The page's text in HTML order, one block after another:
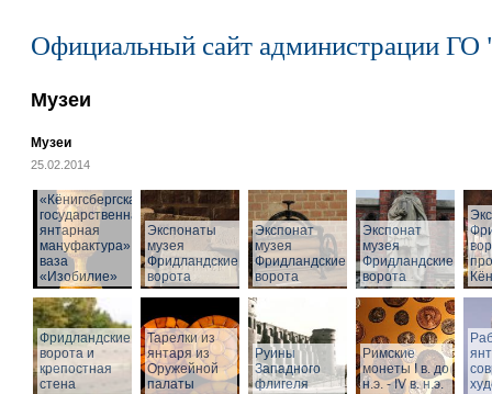
Официальный сайт администрации ГО
Музеи
Музеи
25.02.2014
«Кёнигсбергская
государственная
янтарная
мануфактура» -
ваза
«Изобилие»
Экспонаты
музея
Фридландские
ворота
Экспонат
музея
Фридландские
ворота
Экспонат
музея
Фридландские
ворота
Фридландские
ворота и
крепостная
стена
Тарелки из
янтаря из
Оружейной
палаты
Руины
Западного
флигеля
Римские
монеты I в. до
н.э. - IV в. н.э.